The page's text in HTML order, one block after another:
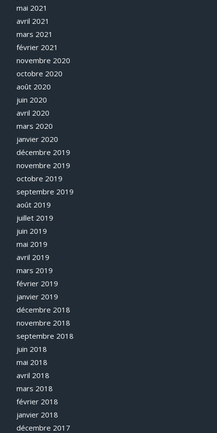
mai 2021
avril 2021
mars 2021
février 2021
novembre 2020
octobre 2020
août 2020
juin 2020
avril 2020
mars 2020
janvier 2020
décembre 2019
novembre 2019
octobre 2019
septembre 2019
août 2019
juillet 2019
juin 2019
mai 2019
avril 2019
mars 2019
février 2019
janvier 2019
décembre 2018
novembre 2018
septembre 2018
juin 2018
mai 2018
avril 2018
mars 2018
février 2018
janvier 2018
décembre 2017